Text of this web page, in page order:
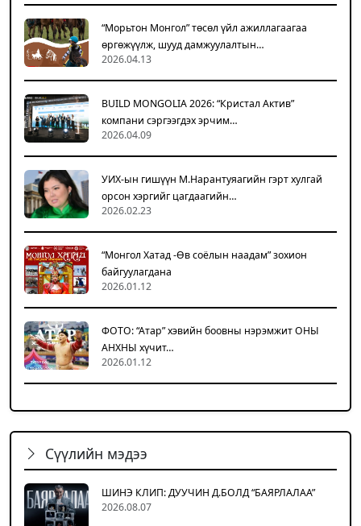
“Морьтон Монгол” төсөл үйл ажиллагаагаа
өргөжүүлж, шууд дамжуулалтын…
2026.04.13
BUILD MONGOLIA 2026: “Кристал Актив”
компани сэргээгдэх эрчим…
2026.04.09
УИХ-ын гишүүн М.Нарантуяагийн гэрт хулгай
орсон хэргийг цагдаагийн…
2026.02.23
“Монгол Хатад -Өв соёлын наадам” зохион
байгуулагдана
2026.01.12
ФОТО: “Атар” хэвийн боовны нэрэмжит ОНЫ
АНХНЫ хүчит…
2026.01.12
Сүүлийн мэдээ
ШИНЭ КЛИП: ДУУЧИН Д.БОЛД “БАЯРЛАЛАА”
2026.08.07